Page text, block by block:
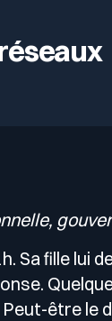
Sa fille lui
être le